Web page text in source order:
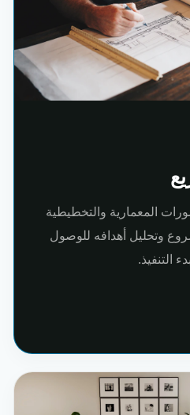
المعمارية والتخطيطية
وتحليل أهدافه للوصول